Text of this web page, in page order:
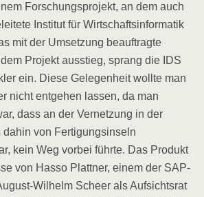
Forschungsprojekt, an dem auch
Institut für Wirtschaftsinformatik
mit der Umsetzung beauftragte
Projekt ausstieg, sprang die IDS
ein. Diese Gelegenheit wollte man
nicht entgehen lassen, da man
dass an der Vernetzung in der
dahin von Fertigungsinseln
kein Weg vorbei führte. Das Produkt
von Hasso Plattner, einem der SAP-
Wilhelm Scheer als Aufsichtsrat